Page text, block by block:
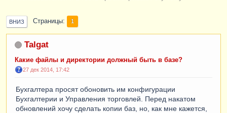
ВНИЗ Страницы 1
Talgat
Какие файлы и директории должный быть в базе?
27 дек 2014, 17:42
Бухгалтера просят обоновить им конфигурации
Бухгалтерии и Управления торговлей. Перед накатом
обновлений хочу сделать копии баз, но, как мне кажется,